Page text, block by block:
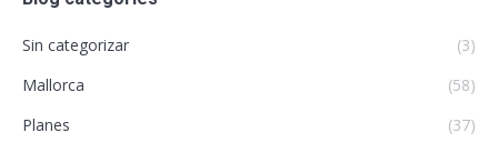
Sin categorizar
(3)
Mallorca
(58)
Planes
(37)